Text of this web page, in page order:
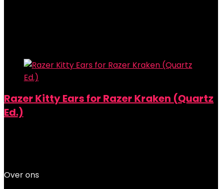
Razer Kitty Ears for Razer Kraken (Quartz
Ed.)
Over ons